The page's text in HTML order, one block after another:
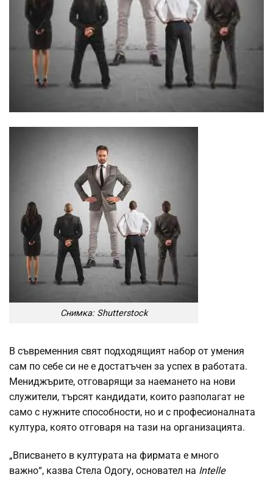
Снимка: Shutterstock
В съвременния свят подходящият набор от умения
сам по себе си не е достатъчен за успех в работата.
Мениджърите, отговарящи за наемането на нови
служители, търсят кандидати, които разполагат не
само с нужните способности, но и с професионалната
култура, която отговаря на тази на организацията.
„Вписването в културата на фирмата е много
важно“, казва Стела Одогу, основател на Intelle